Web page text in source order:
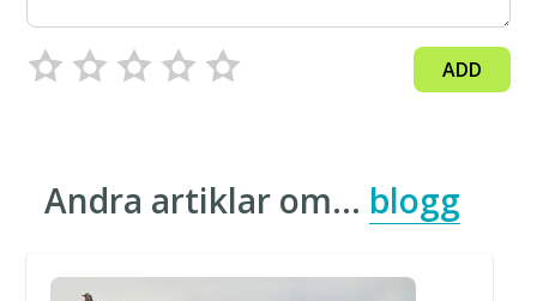
ADD
Andra artiklar om… blogg